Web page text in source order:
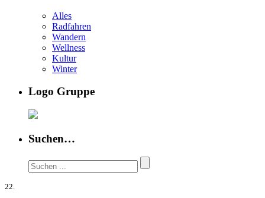
Alles
Radfahren
Wandern
Wellness
Kultur
Winter
Logo Gruppe
Suchen…
22.